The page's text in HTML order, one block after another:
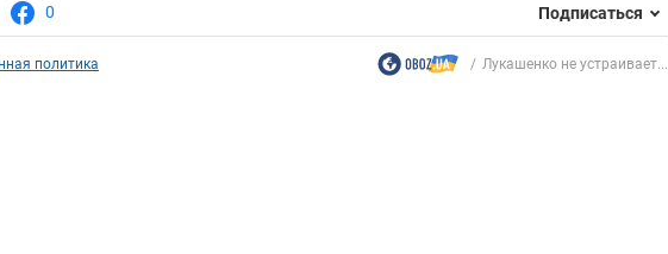
0 Подписаться
политика Лукашенко не устраивает...